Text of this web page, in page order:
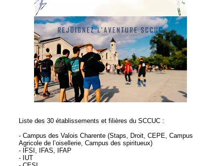
Liste des 30 établissements et filières du SCCUC :
- Campus des Valois Charente (Staps, Droit, CEPE, Campus
Agricole de l’oisellerie, Campus des spiritueux)
- IFSI, IFAS, IFAP
- IUT